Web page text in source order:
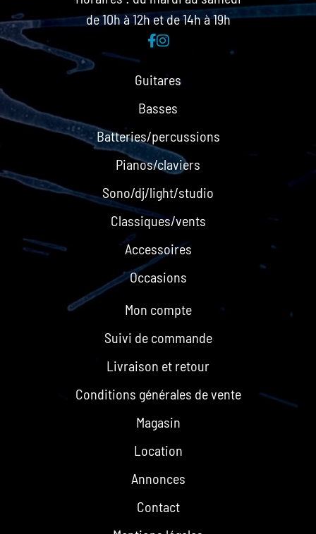
Guitares
Basses
Batteries/percussions
Pianos/claviers
Sono/dj/light/studio
Classiques/vents
Accessoires
Occasions
de 10h à 12h et de 14h à 19h
Mon compte
Suivi de commande
Livraison et retour
Conditions générales de vente
Magasin
Location
Annonces
Contact